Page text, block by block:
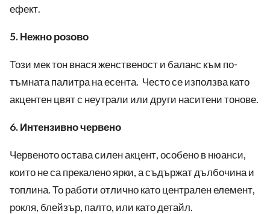
ефект.
5. Нежно розово
Този мек тон внася женственост и баланс към по-
тъмната палитра на есента. Често се използва като
акцентен цвят с неутрали или други наситени тонове.
6. Интензивно червено
Червеното остава силен акцент, особено в нюанси,
които не са прекалено ярки, а съдържат дълбочина и
топлина. То работи отлично като централен елемент,
рокля, блейзър, палто, или като детайл.